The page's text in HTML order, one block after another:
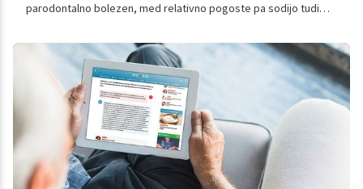
parodontalno bolezen, med relativno pogoste pa sodijo tudi
potrebno zob nadomestiti, saj na tak način preprečimo nagib
sosednjih in nasprotnih zob v vrzel ter izboljšamo estetiko
nasmeha in žvečno funkcijo. Ena od možnosti je vstavitev enega
ali več implantatov ter izdelava ustreznega protetičnega
nadomestka – prevleke, mostička ali proteze.